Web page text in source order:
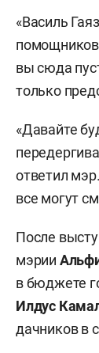
«Василь
помощников
вы сюда
только
«Давайте
ответил
все могут
После
мэрии
в бюджете
Илдус
дачников в